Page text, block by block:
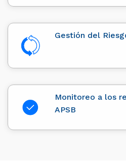
Gestión del
Monitoreo a los
APSB